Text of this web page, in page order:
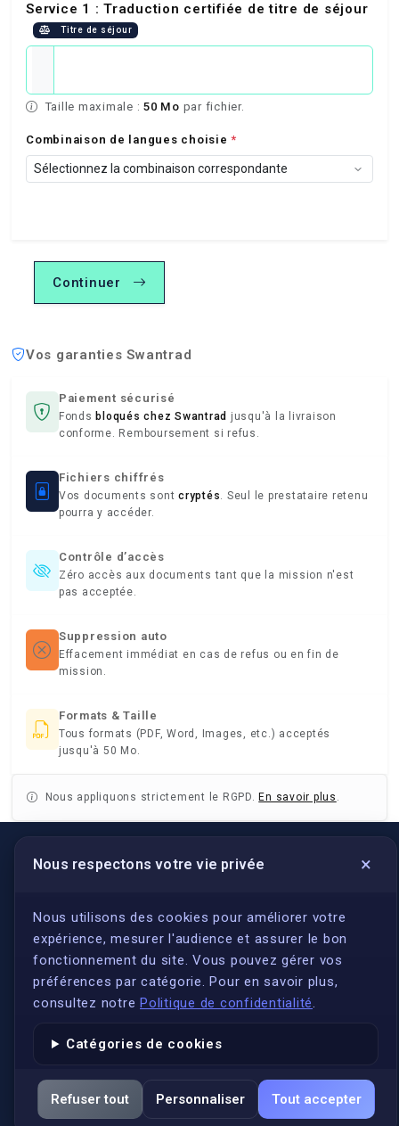
Service 1 : Traduction certifiée de titre de séjour
Titre de séjour
Taille maximale : 50 Mo par fichier.
Combinaison de langues choisie*
Continuer
Vos garanties Swantrad
Paiement sécurisé
Fonds bloqués chez Swantrad jusqu'à la livraison
conforme. Remboursement si refus.
Fichiers chiffrés
Vos documents sont cryptés. Seul le prestataire retenu
pourra y accéder.
Contrôle d’accès
Zéro accès aux documents tant que la mission n'est
pas acceptée.
Suppression auto
Effacement immédiat en cas de refus ou en fin de
mission.
Formats & Taille
Tous formats (PDF, Word, Images, etc.) acceptés
jusqu'à 50 Mo.
Nous appliquons strictement le RGPD. En savoir plus .
Nous respectons votre vie privée ×
Nous utilisons des cookies pour améliorer votre
expérience, mesurer l'audience et assurer le bon
fonctionnement du site. Vous pouvez gérer vos
préférences par catégorie. Pour en savoir plus,
consultez notre Politique de confidentialité.
Catégories de cookies
Refuser tout Personnaliser Tout accepter
LIENS UTILES
S'inscrire
Qui sommes-nous ?
Conformité
Annuaires des traducteurs assermentés
Actualités
Services
FAQ